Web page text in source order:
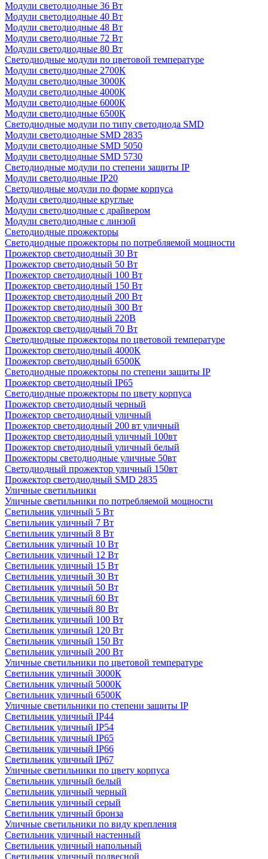
Модули светодиодные 36 Вт
Модули светодиодные 40 Вт
Модули светодиодные 48 Вт
Модули светодиодные 72 Вт
Модули светодиодные 80 Вт
Светодиодные модули по цветовой температуре
Модули светодиодные 2700К
Модули светодиодные 3000К
Модули светодиодные 4000К
Модули светодиодные 6000К
Модули светодиодные 6500К
Светодиодные модули по типу светодиода SMD
Модули светодиодные SMD 2835
Модули светодиодные SMD 5050
Модули светодиодные SMD 5730
Светодиодные модули по степени защиты IP
Модули светодиодные IP20
Светодиодные модули по форме корпуса
Модули светодиодные круглые
Модули светодиодные с драйвером
Модули светодиодные с линзой
Светодиодные прожекторы
Светодиодные прожекторы по потребляемой мощности
Прожектор светодиодный 30 Вт
Прожектор светодиодный 50 Вт
Прожектор светодиодный 100 Вт
Прожектор светодиодный 150 Вт
Прожектор светодиодный 200 Вт
Прожектор светодиодный 300 Вт
Прожектор светодиодный 220В
Прожектор светодиодный 70 Вт
Светодиодные прожекторы по цветовой температуре
Прожектор светодиодный 4000К
Прожектор светодиодный 6500К
Светодиодные прожекторы по степени защиты IP
Прожектор светодиодный IP65
Светодиодные прожекторы по цвету корпуса
Прожектор светодиодный черный
Прожектор светодиодный уличный
Прожектор светодиодный 200 вт уличный
Прожектор светодиодный уличный 100вт
Прожектор светодиодный уличный белый
Прожекторы светодиодные уличные 50вт
Светодиодный прожектор уличный 150вт
Прожектор светодиодный SMD 2835
Уличные светильники
Уличные светильники по потребляемой мощности
Светильник уличный 5 Вт
Светильник уличный 7 Вт
Светильник уличный 8 Вт
Светильник уличный 10 Вт
Светильник уличный 12 Вт
Светильник уличный 15 Вт
Светильник уличный 30 Вт
Светильник уличный 50 Вт
Светильник уличный 60 Вт
Светильник уличный 80 Вт
Светильник уличный 100 Вт
Светильник уличный 120 Вт
Светильник уличный 150 Вт
Светильник уличный 200 Вт
Уличные светильники по цветовой температуре
Cветильник уличный 3000К
Cветильник уличный 5000К
Cветильник уличный 6500К
Уличные светильники по степени защиты IP
Светильник уличный IP44
Светильник уличный IP54
Светильник уличный IP65
Светильник уличный IP66
Светильник уличный IP67
Уличные светильники по цвету корпуса
Светильник уличный белый
Светильник уличный черный
Светильник уличный серый
Светильник уличный бронза
Уличные светильники по виду крепления
Светильник уличный настенный
Светильник уличный напольный
Светильник уличный подвесной